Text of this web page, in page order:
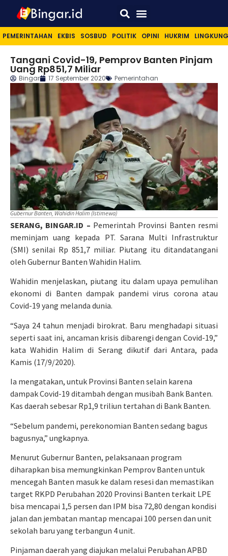
PEMERINTAHAN EKBIS SOSBUD POLITIK OPINI HUKRIM
Tangani Covid-19, Pemprov Banten Pinjam
Uang Rp851,7 Miliar
Bingar 17 September 2020 Pemerintahan
Gubernur Banten, Wahidin Halim (Istimewa)
SERANG, BINGAR.ID – Pemerintah Provinsi Banten resmi
meminjam uang kepada PT. Sarana Multi Infrastruktur
(SMI) senilai Rp 851,7 miliar. Piutang itu ditandatangani
oleh Gubernur Banten Wahidin Halim.
Wahidin menjelaskan, piutang itu dalam upaya pemulihan
ekonomi di Banten dampak pandemi virus corona atau
Covid-19 yang melanda dunia.
“Saya 24 tahun menjadi birokrat. Baru menghadapi situasi
seperti saat ini, ancaman krisis dibarengi dengan Covid-19,”
kata Wahidin Halim di Serang dikutif dari Antara, pada
Kamis (17/9/2020).
Ia mengatakan, untuk Provinsi Banten selain karena
dampak Covid-19 ditambah dengan musibah Bank Banten.
Kas daerah sebesar Rp1,9 triliun tertahan di Bank Banten.
“Sebelum pandemi, perekonomian Banten sedang bagus
bagusnya,” ungkapnya.
Menurut Gubernur Banten, pelaksanaan program
diharapkan bisa memungkinkan Pemprov Banten untuk
mencegah Banten masuk ke dalam resesi dan memastikan
target RKPD Perubahan 2020 Provinsi Banten terkait LPE
bisa mencapai 1,5 persen dan IPM bisa 72,80 dengan kondisi
jalan dan jembatan mantap mencapai 100 persen dan unit
sekolah baru yang terbangun 4 unit.
Pinjaman daerah yang diajukan melalui Perubahan APBD